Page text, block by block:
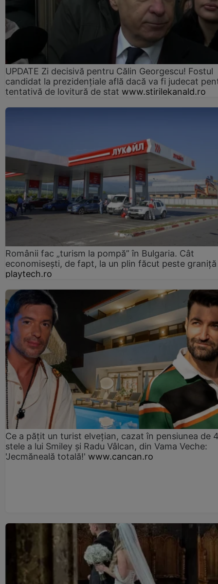
UPDATE Zi decisivă pentru Călin Georgescu! Fostul
candidat la prezidențiale află dacă va fi judecat
tentativă de lovitură de stat www.stirilekanald.ro
Românii fac „turism la pompă” în Bulgaria. Cât
economisești, de fapt, la un plin făcut peste graniță
playtech.ro
Ce a pățit un turist elvețian, cazat în pensiunea de
stele a lui Smiley și Radu Vâlcan, din Vama Veche:
'Jecmăneală totală!' www.cancan.ro